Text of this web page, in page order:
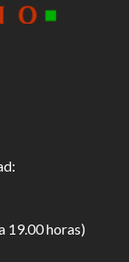
19.00 horas)